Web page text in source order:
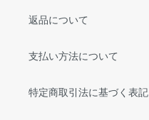
返品について
支払い方法について
特定商取引法に基づく表記